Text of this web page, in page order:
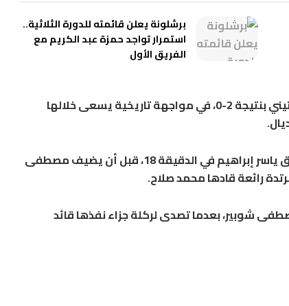
برشلونة يعلن قائمته للدورة الثلاثية..
استمرار تواجد حمزة عبد الكريم مع
الفريق الأول
ويواصل منتخب مصر تقدمه على المنتخب الأرجنتيني بنتيجة 2-0، في مواجهة تاريخية يسعى خلالها
ياسر إبراهيمفي الدقيقة 18، قبل أن يضيف
مصطفى
محمد صلاح.
شوبير، بعدما تصدى لركلة جزاء نفذها قائد